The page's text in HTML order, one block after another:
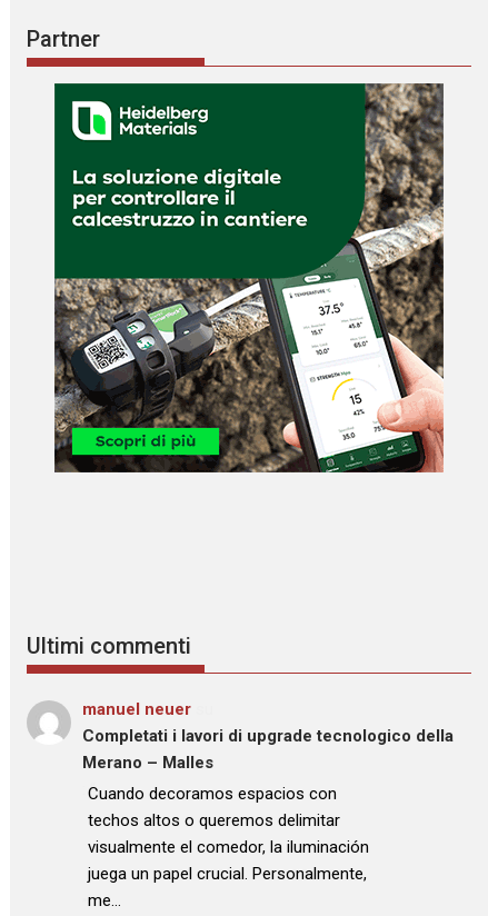
Partner
Ultimi commenti
manuel neuer
Completati i lavori di upgrade tecnologico della
Merano – Malles
: “
Cuando decoramos espacios con
techos altos o queremos delimitar
visualmente el comedor, la iluminación
juega un papel crucial. Personalmente,
me…
”